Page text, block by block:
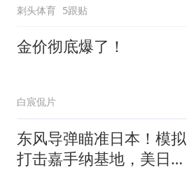
刺头体育 5跟贴
金价彻底爆了！
白宸侃片
东风导弹瞄准日本！模拟
打击嘉手纳基地，美日敢